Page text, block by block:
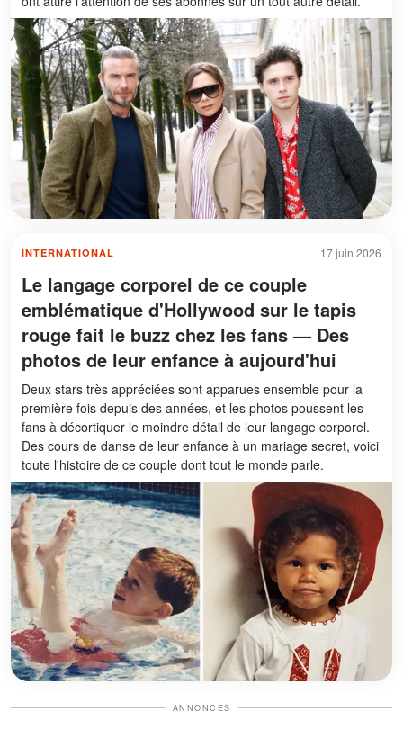
17 juin 2026
INTERNATIONAL
Le langage corporel de ce couple
emblématique d'Hollywood sur le tapis
rouge fait le buzz chez les fans — Des
photos de leur enfance à aujourd'hui
Deux stars très appréciées sont apparues ensemble pour la
première fois depuis des années, et les photos poussent les
fans à décortiquer le moindre détail de leur langage corporel.
Des cours de danse de leur enfance à un mariage secret, voici
toute l'histoire de ce couple dont tout le monde parle.
ANNONCES